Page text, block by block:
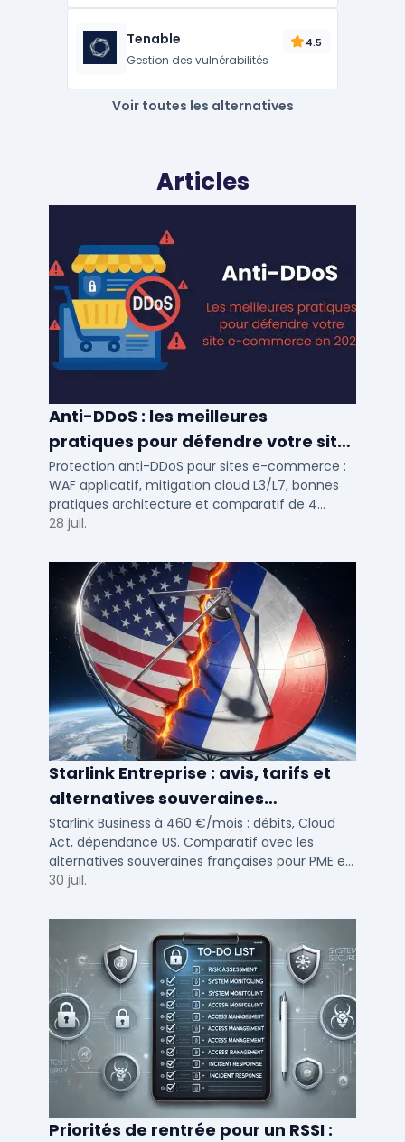
Tenable 4.5
Gestion des vulnérabilités
Voir toutes les alternatives
Articles
Anti-DDoS : les meilleures
pratiques pour défendre votre site
e-commerce en 2025
Protection anti-DDoS pour sites e-commerce :
WAF applicatif, mitigation cloud L3/L7, bonnes
pratiques architecture et comparatif de 4
solutions testees par des DSI en 2025.
28 juil.
Starlink Entreprise : avis, tarifs et
alternatives souveraines
françaises 2026
Starlink Business à 460 €/mois : débits, Cloud
Act, dépendance US. Comparatif avec les
alternatives souveraines françaises pour PME et
ETI multi-sites. Avis terrain et critères de choix
30 juil.
Priorités de rentrée pour un RSSI :